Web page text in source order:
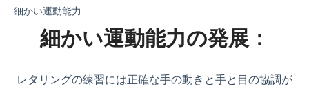
細かい運動能力:
細かい運動能力の発展：
レタリングの練習には正確な手の動きと手と目の協調が